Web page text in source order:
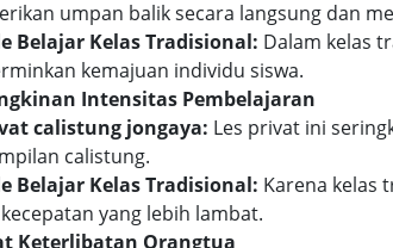
umpan balik secara langsung dan
Belajar Kelas Tradisional: Dalam kelas
kemajuan individu siswa.
Intensitas Pembelajaran
calistung jongaya: Les privat ini
calistung.
Belajar Kelas Tradisional: Karena kelas
yang lebih lambat.
Keterlibatan Orangtua